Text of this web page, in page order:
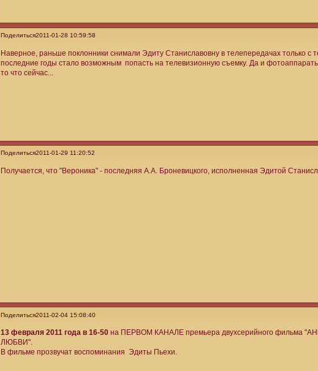
Поделиться2011-01-28 10:59:58
Наверное, раньше поклонники снимали Эдиту Станиславовну в телепередачах только с
последние годы стало возможным попасть на телевизионную съемку. Да и
то что сейчас...
Поделиться2011-01-29 11:20:52
Получается, что "Вероника" - последняя А.А. Броневицкого, исполненная Эдитой
Поделиться2011-02-04 15:08:40
13 февраля 2011 года в 16-50на ПЕРВОМ КАНАЛЕ премьера двухсерийного фильма
ЛЮБВИ".
В фильме прозвучат воспоминания Эдиты Пьехи.